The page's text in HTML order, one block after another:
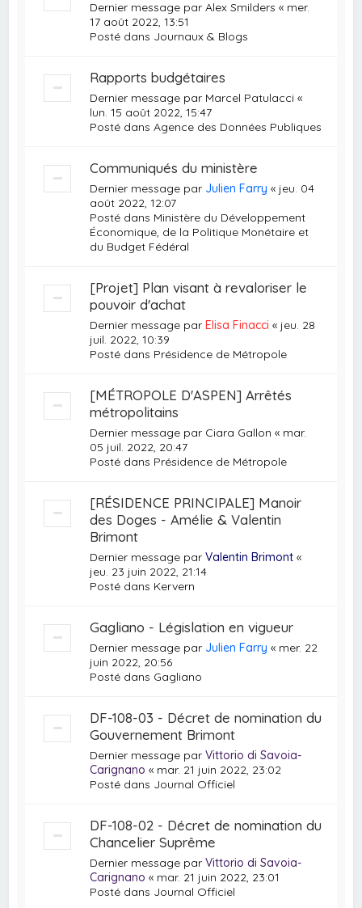
Dernier message parAlex Smilders « mer.
17 août 2022, 13:51
Posté dans Journaux & Blogs
Rapports budgétaires
Dernier message par Marcel Patulacci «
lun. 15 août 2022, 15:47
Posté dansAgence des Données Publiques
Communiqués du ministère
Dernier message par Julien Farry « jeu. 04
août 2022, 12:07
Posté dans Ministère du Développement
Économique, de la Politique Monétaire et
du Budget Fédéral
[Projet] Plan visant à revaloriser le
pouvoir d'achat
Dernier message parElisa Finacci « jeu. 28
juil. 2022, 10:39
Posté dans Présidence de Métropole
[MÉTROPOLE D'ASPEN] Arrêtés
métropolitains
Dernier message par Ciara Gallon « mar.
05 juil. 2022, 20:47
Posté dans Présidence de Métropole
[RÉSIDENCE PRINCIPALE] Manoir
des Doges - Amélie & Valentin
Brimont
Dernier message parValentin Brimont «
jeu. 23 juin 2022, 21:14
Posté dans Kervern
Gagliano - Législation en vigueur
Dernier message par Julien Farry « mer. 22
juin 2022, 20:56
Posté dans Gagliano
DF-108-03 - Décret de nomination du
Gouvernement Brimont
Dernier message parVittorio di Savoia-
Carignano « mar. 21 juin 2022, 23:02
Posté dans Journal Officiel
DF-108-02 - Décret de nomination du
Chancelier Suprême
Dernier message parVittorio di Savoia-
Carignano « mar. 21 juin 2022, 23:01
Posté dans Journal Officiel